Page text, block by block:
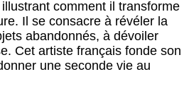
illustrant comment il transforme
Il se consacre à révéler la
abandonnés, à dévoiler
Cet artiste français fonde son
une seconde vie au